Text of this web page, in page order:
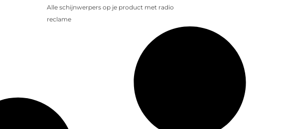
Alle schijnwerpers op je product met radio
reclame